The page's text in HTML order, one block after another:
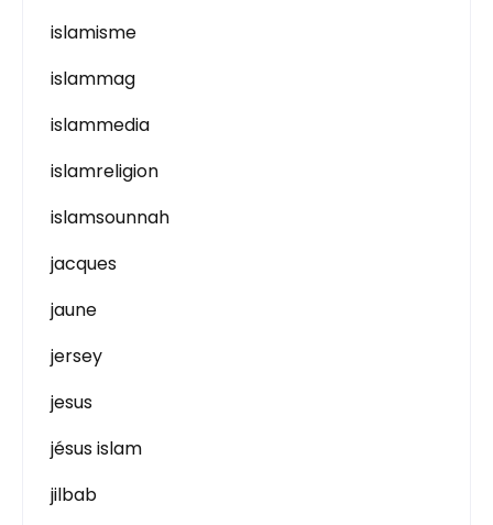
islamisme
islammag
islammedia
islamreligion
islamsounnah
jacques
jaune
jersey
jesus
jésus islam
jilbab